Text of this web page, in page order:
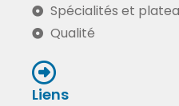
Spécialités et
Qualité
Liens